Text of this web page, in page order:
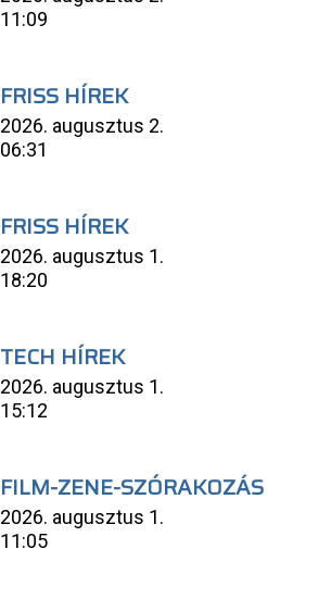
11:09
FRISS HÍREK
2026. augusztus 2.
06:31
FRISS HÍREK
2026. augusztus 1.
18:20
TECH HÍREK
2026. augusztus 1.
15:12
FILM-ZENE-SZÓRAKOZÁS
2026. augusztus 1.
11:05